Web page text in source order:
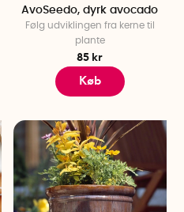
AvoSeedo, dyrk avocado
Følg udviklingen fra kerne til
plante
85 kr
Køb